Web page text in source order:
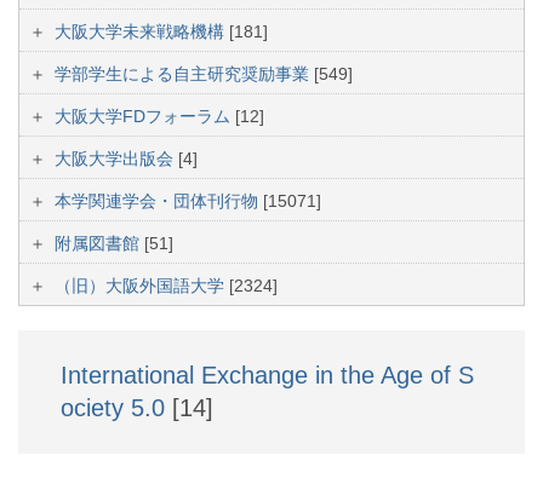
大阪大学未来戦略機構 [181]
学部学生による自主研究奨励事業 [549]
大阪大学FDフォーラム [12]
大阪大学出版会 [4]
本学関連学会・団体刊行物 [15071]
附属図書館 [51]
（旧）大阪外国語大学 [2324]
International Exchange in the Age of S
ociety 5.0 [14]